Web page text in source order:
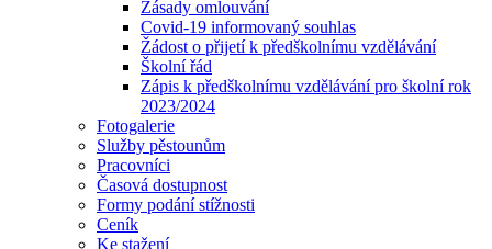
Zásady omlouvání
Covid-19 informovaný souhlas
Žádost o přijetí k předškolnímu vzdělávání
Školní řád
Zápis k předškolnímu vzdělávání pro školní rok
2023/2024
Fotogalerie
Služby pěstounům
Pracovníci
Časová dostupnost
Formy podání stížnosti
Ceník
Ke stažení